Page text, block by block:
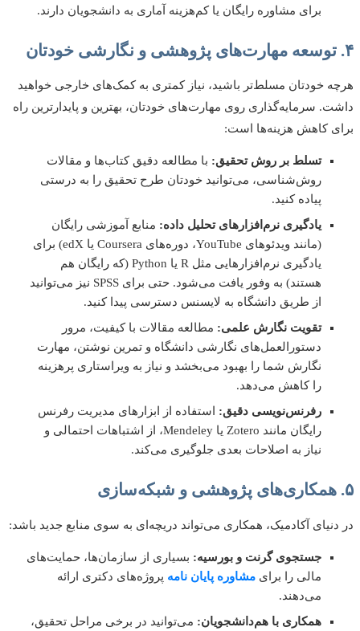
برای مشاوره رایگان یا کم‌هزینه آماری به دانشجویان دارند.
خودتان مسلط‌تر باشید، نیاز کمتری به کمک‌های خارجی خواهید
سرمایه‌گذاری روی مهارت‌های خودتان، بهترین و پایدارترین راه
کاهش هزینه‌ها است:
تسلط بر روش تحقیق:با مطالعه دقیق کتاب‌ها و مقالات
روش‌شناسی، می‌توانید خودتان طرح تحقیق را به درستی
پیاده کنید.
یادگیری نرم‌افزارهای تحلیل داده: منابع آموزشی رایگان
(مانند ویدئوهای YouTube، دوره‌های Coursera یا edX) برای
یادگیری نرم‌افزارهایی مثل R یا Python (که رایگان هم
هستند) به وفور یافت می‌شود. حتی برای SPSS نیز می‌توانید
از طریق دانشگاه به لایسنس دسترسی پیدا کنید.
تقویت نگارش علمی:مطالعه مقالات با کیفیت، مرور
دستورالعمل‌های نگارشی دانشگاه و تمرین نوشتن، مهارت
نگارش شما را بهبود می‌بخشد و نیاز به ویراستاری پرهزینه
را کاهش می‌دهد.
رفرنس‌نویسی دقیق:استفاده از ابزارهای مدیریت رفرنس
رایگان مانند Zotero یا Mendeley، از اشتباهات احتمالی و
نیاز به اصلاحات بعدی جلوگیری می‌کند.
آکادمیک، همکاری می‌تواند دریچه‌ای به سوی منابع جدید باشد:
جستجوی گرنت و بورسیه: بسیاری از سازمان‌ها، حمایت‌های
مالی را برای مشاوره پایان نامهپروژه‌های دکتری ارائه
می‌دهند.
همکاری با هم‌دانشجویان:می‌توانید در برخی مراحل تحقیق،